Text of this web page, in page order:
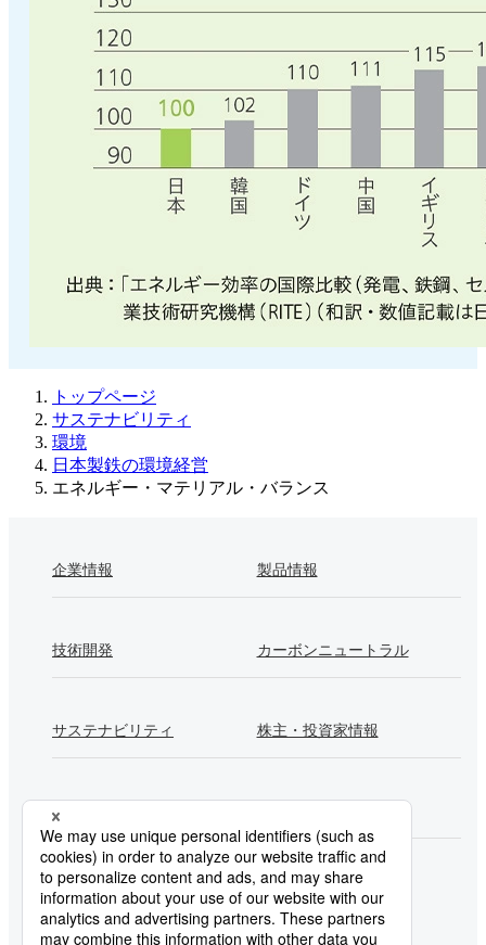
トップページ
サステナビリティ
環境
日本製鉄の環境経営
エネルギー・マテリアル・バランス
企業情報 製品情報
技術開発 カーボンニュートラル
サステナビリティ 株主・投資家情報
採用情報
製鉄所一覧